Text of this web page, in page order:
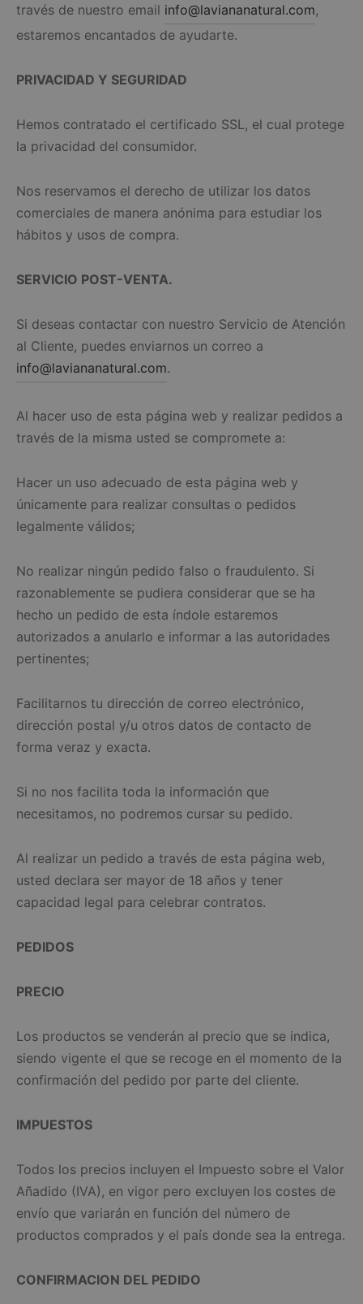
través de nuestro email info@laviananatural.com,
estaremos encantados de ayudarte.
PRIVACIDAD Y SEGURIDAD
Hemos contratado el certificado SSL, el cual protege
la privacidad del consumidor.
Nos reservamos el derecho de utilizar los datos
comerciales de manera anónima para estudiar los
hábitos y usos de compra.
SERVICIO POST-VENTA.
Si deseas contactar con nuestro Servicio de Atención
al Cliente, puedes enviarnos un correo a
info@laviananatural.com.
Al hacer uso de esta página web y realizar pedidos a
través de la misma usted se compromete a:
Hacer un uso adecuado de esta página web y
únicamente para realizar consultas o pedidos
legalmente válidos;
No realizar ningún pedido falso o fraudulento. Si
razonablemente se pudiera considerar que se ha
hecho un pedido de esta índole estaremos
autorizados a anularlo e informar a las autoridades
pertinentes;
Facilitarnos tu dirección de correo electrónico,
dirección postal y/u otros datos de contacto de
forma veraz y exacta.
Si no nos facilita toda la información que
necesitamos, no podremos cursar su pedido.
Al realizar un pedido a través de esta página web,
usted declara ser mayor de 18 años y tener
capacidad legal para celebrar contratos.
PEDIDOS
PRECIO
Los productos se venderán al precio que se indica,
siendo vigente el que se recoge en el momento de la
confirmación del pedido por parte del cliente.
IMPUESTOS
Todos los precios incluyen el Impuesto sobre el Valor
Añadido (IVA), en vigor pero excluyen los costes de
envío que variarán en función del número de
productos comprados y el país donde sea la entrega.
CONFIRMACION DEL PEDIDO